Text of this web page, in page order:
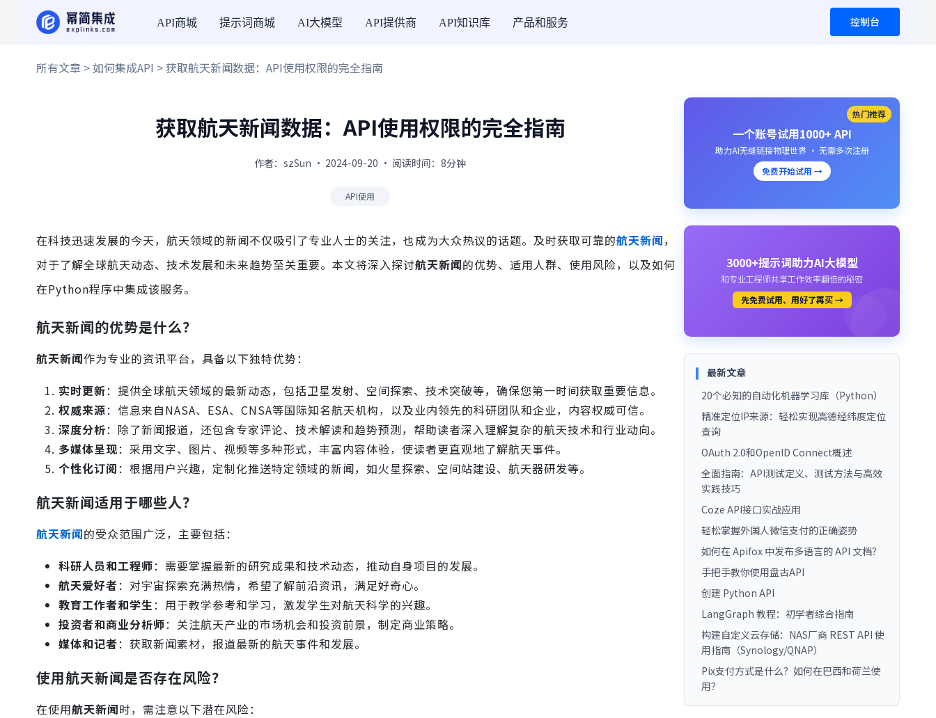
API商城 提示词商城 AI大模型 API提供商 API知识库 产品和服务 控制台
所有文章 >如何集成API > 获取航天新闻数据：API使用权限的完全指南
获取航天新闻数据：API使用权限的完全指南
作者：szSun · 2024-09-20 · 阅读时间：8分钟
API使用
在科技迅速发展的今天，航天领域的新闻不仅吸引了专业人士的关注，也成为大众热议的话题。及时获取可靠的航天新闻，
对于了解全球航天动态、技术发展和未来趋势至关重要。本文将深入探讨航天新闻的优势、适用人群、使用风险，以及如何
在Python程序中集成该服务。
航天新闻的优势是什么？
航天新闻作为专业的资讯平台，具备以下独特优势：
实时更新：提供全球航天领域的最新动态，包括卫星发射、空间探索、技术突破等，确保您第一时间获取重要信息。
权威来源：信息来自NASA、ESA、CNSA等国际知名航天机构，以及业内领先的科研团队和企业，内容权威可信。
深度分析：除了新闻报道，还包含专家评论、技术解读和趋势预测，帮助读者深入理解复杂的航天技术和行业动向。
多媒体呈现：采用文字、图片、视频等多种形式，丰富内容体验，使读者更直观地了解航天事件。
个性化订阅：根据用户兴趣，定制化推送特定领域的新闻，如火星探索、空间站建设、航天器研发等。
航天新闻适用于哪些人？
航天新闻的受众范围广泛，主要包括：
科研人员和工程师：需要掌握最新的研究成果和技术动态，推动自身项目的发展。
航天爱好者：对宇宙探索充满热情，希望了解前沿资讯，满足好奇心。
教育工作者和学生：用于教学参考和学习，激发学生对航天科学的兴趣。
投资者和商业分析师：关注航天产业的市场机会和投资前景，制定商业策略。
媒体和记者：获取新闻素材，报道最新的航天事件和发展。
使用航天新闻是否存在风险？
在使用航天新闻时，需注意以下潜在风险：
热门推荐
一个账号试用1000+ API
助力AI无缝链接物理世界 · 无需多次注册
免费开始试用 →
3000+提示词助力AI大模型
和专业工程师共享工作效率翻倍的秘密
先免费试用、用好了再买 →
最新文章
20个必知的自动化机器学习库（Python）
精准定位IP来源：轻松实现高德经纬度定位
查询
OAuth 2.0和OpenID Connect概述
全面指南：API测试定义、测试方法与高效
实践技巧
Coze API接口实战应用
轻松掌握外国人微信支付的正确姿势
如何在 Apifox 中发布多语言的 API 文档？
手把手教你使用盘古API
创建 Python API
LangGraph 教程：初学者综合指南
构建自定义云存储：NAS厂商 REST API 使
用指南（Synology/QNAP）
Pix支付方式是什么？如何在巴西和荷兰使
用？